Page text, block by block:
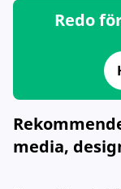
Redo
media,